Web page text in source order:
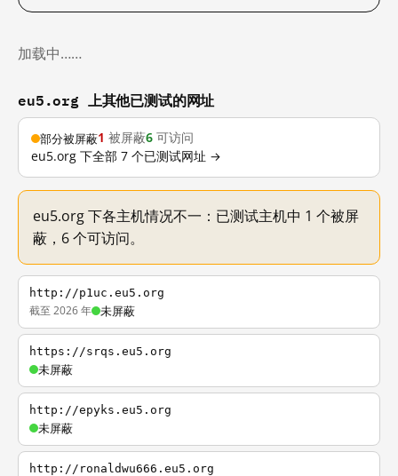
加载中……
eu5.org 上其他已测试的网址
部分被屏蔽1 被屏蔽6 可访问
eu5.org 下全部 7 个已测试网址 →
eu5.org 下各主机情况不一：已测试主机中 1 个被屏
蔽，6 个可访问。
http://p1uc.eu5.org
截至 2026 年 未屏蔽
https://srqs.eu5.org
未屏蔽
http://epyks.eu5.org
未屏蔽
http://ronaldwu666.eu5.org